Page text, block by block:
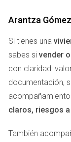
DEBES
PISO?
La anticipación
Generalmente,
menos seis
vender. Esto te
reparaciones
especialmente
Arantza Gómez
Si tienes una
sabes si vender
con claridad:
documentación,
claros, riesgos
También